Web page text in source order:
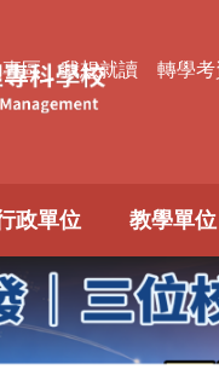
區 我想就讀 轉學
政單位 教學單位